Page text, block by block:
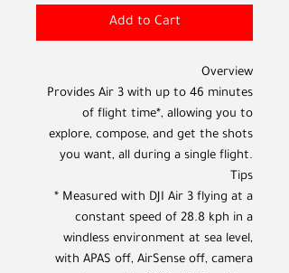
Add to Cart
Overview
Provides Air 3 with up to 46 minutes
of flight time*, allowing you to
explore, compose, and get the shots
you want, all during a single flight.
Tips
* Measured with DJI Air 3 flying at a
constant speed of 28.8 kph in a
windless environment at sea level,
with APAS off, AirSense off, camera